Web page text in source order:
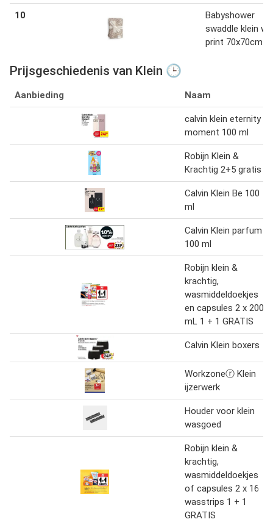
10
Babyshower
swaddle klein
print 70x70cm 3
Prijsgeschiedenis van Klein 🕒
Aanbieding Naam
calvin klein eternity
moment 100 ml
Robijn Klein &
Krachtig 2+5 gratis
Calvin Klein Be 100
ml
Calvin Klein parfum
100 ml
Robijn klein &
krachtig,
wasmiddeldoekjes
en capsules 2 x 200
mL 1 + 1 GRATIS
Calvin Klein boxers
Workzoneⓡ Klein
ijzerwerk
Houder voor klein
wasgoed
Robijn klein &
krachtig,
wasmiddeldoekjes
of capsules 2 x 16
wasstrips 1 + 1
GRATIS